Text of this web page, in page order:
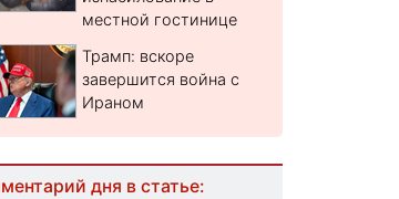
местной гостинице
Трамп: вскоре
завершится война с
Ираном
дня в статье: